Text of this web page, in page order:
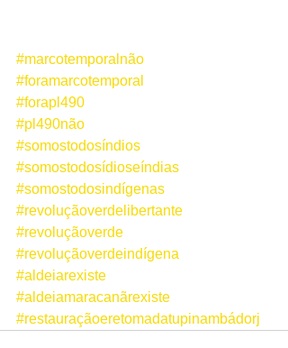
#marcotemporalnão
#foramarcotemporal
#forapl490
#pl490não
#somostodosíndios
#somostodosídioseíndias
#somostodosindígenas
#revoluçãoverdelibertante
#revoluçãoverde
#revoluçãoverdeindígena
#aldeiarexiste
#aldeiamaracanãrexiste
#restauraçãoeretomadatupinambádorj